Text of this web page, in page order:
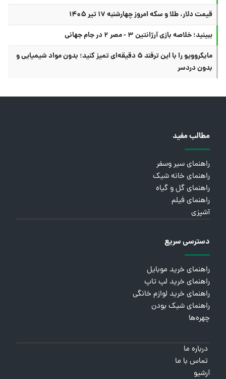
قیمت دلار، طلا و سکه امروز چهارشنبه ۱۷ تیر ۱۴۰۵
ببینید؛ خلاصه بازی آرژانتین ۳ - مصر ۲ در جام جهانی
مایکروویو را با این ترفند ۵ دقیقه‌ای تمیز کنید؛ بدون مواد شیمیایی و
بدون دردسر
مطالب مفید
راهنمای سیر وسفر
راهنمای خانه شیک
راهنمای گل و گیاه
راهنمای فیلم
آشپزی
دسترسی سریع
راهنمای خرید موبایل
راهنمای خرید لپ تاپ
راهنمای خرید لوازم خانگی
راهنمای شیک بودن
چهره‌ها
درباره ما
تماس با ما
آرشیو